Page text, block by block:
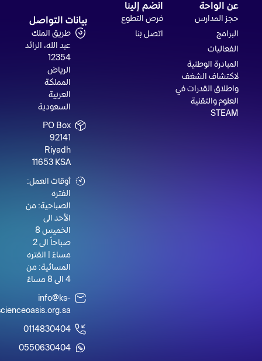
عن الواحة
حجز المدارس
البرامج
الفعاليات
المبادرة الوطنية
لاكتشاف الشغف
واطلاق القدرات في
العلوم والتقنية
STEAM
انضم إلينا
فرص التطوع
اتصل بنا
بيانات التواصل
طريق الملك
عبد الله، الرائد
12354
الرياض
المملكة
العربية
السعودية
PO Box
92141
Riyadh
11653 KSA
أوقات العمل:
الفتره
الصباحية: من
الأحد الى
الخميس 8
صباحاً الى 2
مساءً | الفتره
المسائية: من
4 الى 8 مساءً
info@ks-
0114830404
0550630404